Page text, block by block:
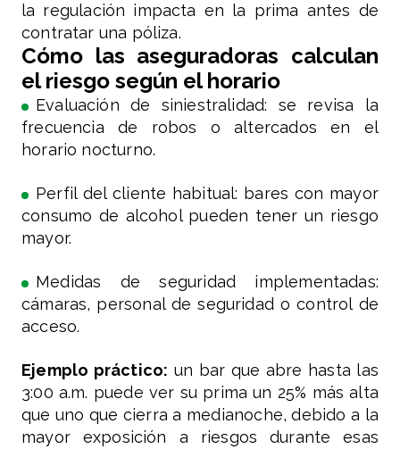
la regulación impacta en la prima antes de
contratar una póliza.
Cómo las aseguradoras calculan
el riesgo según el horario
Evaluación de siniestralidad: se revisa la
frecuencia de robos o altercados en el
horario nocturno.
Perfil del cliente habitual: bares con mayor
consumo de alcohol pueden tener un riesgo
mayor.
Medidas de seguridad implementadas:
cámaras, personal de seguridad o control de
acceso.
Ejemplo práctico: un bar que abre hasta las
3:00 a.m. puede ver su prima un 25% más alta
que uno que cierra a medianoche, debido a la
mayor exposición a riesgos durante esas